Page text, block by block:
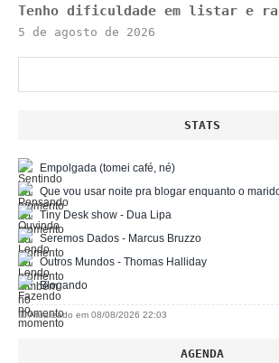
Tenho dificuldade em listar e
5 de agosto de 2026
STATS
Empolgada (tomei café, né)
Que vou usar noite pra blogar enquanto o
Tiny Desk show - Dua Lipa
Seremos Dados - Marcus Bruzzo
Outros Mundos - Thomas Halliday
Blogando
📅 Atualizado em 08/08/2026 22:03
AGENDA